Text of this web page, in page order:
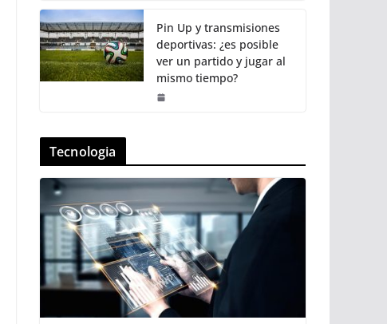
Pin Up y transmisiones
deportivas: ¿es posible
ver un partido y jugar al
mismo tiempo?
Tecnologia